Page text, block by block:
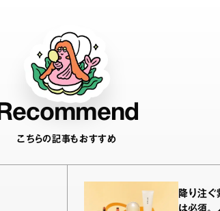
Recommend
こちらの記事もおすすめ
降り注ぐ